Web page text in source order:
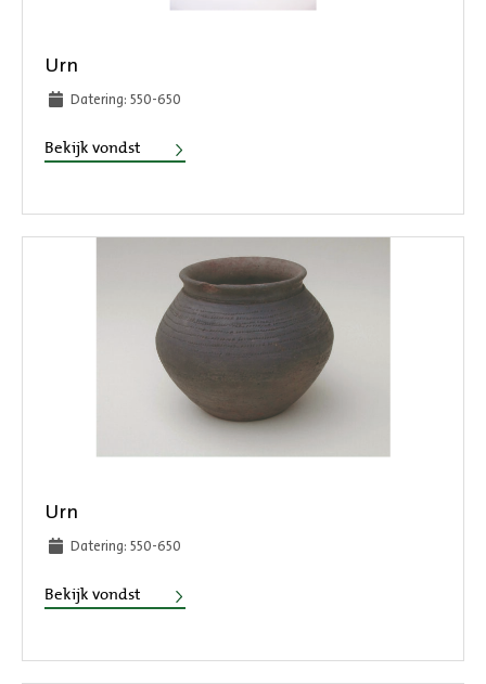
Urn
Datering: 550-650
Bekijk vondst
Urn
Datering: 550-650
Bekijk vondst